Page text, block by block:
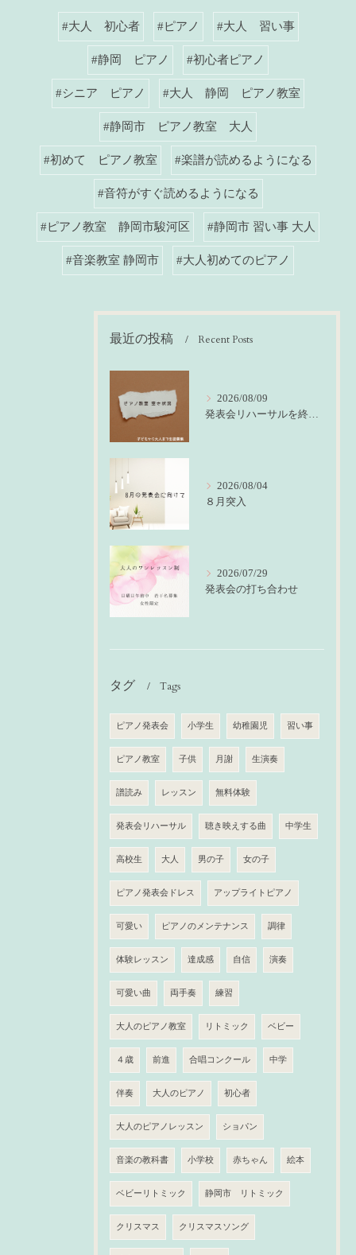
#大人 初心者 #ピアノ #大人 習い事
#静岡 ピアノ #初心者ピアノ
#シニア ピアノ #大人 静岡 ピアノ教室
#静岡市 ピアノ教室 大人
#初めて ピアノ教室 #楽譜が読めるようになる
#音符がすぐ読めるようになる
#ピアノ教室 静岡市駿河区 #静岡市 習い事 大人
#音楽教室 静岡市 #大人初めてのピアノ
最近の投稿 Recent Posts
2026/08/09
発表会リハーサルを終えて
2026/08/04
８月突入
2026/07/29
発表会の打ち合わせ
タグ Tags
ピアノ発表会 小学生 幼稚園児 習い事
ピアノ教室 子供 月謝 生演奏
譜読み レッスン 無料体験
発表会リハーサル 聴き映えする曲 中学生
高校生 大人 男の子 女の子
ピアノ発表会ドレス アップライトピアノ
可愛い ピアノのメンテナンス 調律
体験レッスン 達成感 自信 演奏
可愛い曲 両手奏 練習
大人のピアノ教室 リトミック ベビー
４歳 前進 合唱コンクール 中学
伴奏 大人のピアノ 初心者
大人のピアノレッスン ショパン
音楽の教科書 小学校 赤ちゃん 絵本
ベビーリトミック 静岡市 リトミック
クリスマス クリスマスソング